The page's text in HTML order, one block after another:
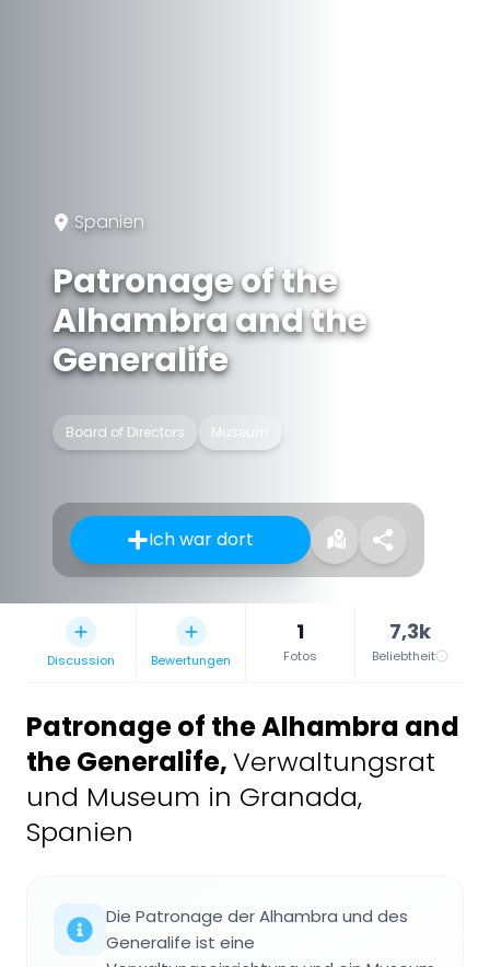
Spanien
Patronage of the
Alhambra and the
Generalife
Board of Directors Museum
Ich war dort
Discussion Bewertungen
1
Fotos
7,3k
Beliebtheit
Patronage of the Alhambra and
the Generalife,Verwaltungsrat
und Museum in Granada,
Spanien
Die Patronage der Alhambra und des
Generalife ist eine